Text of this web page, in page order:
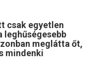
csak egyetlen
leghűségesebb
meglátta őt,
mindenki